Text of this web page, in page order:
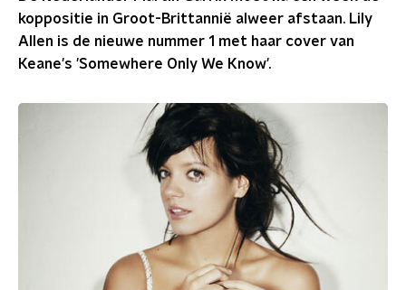
koppositie in Groot-Brittannië alweer afstaan. Lily
Allen is de nieuwe nummer 1 met haar cover van
Keane's 'Somewhere Only We Know'.